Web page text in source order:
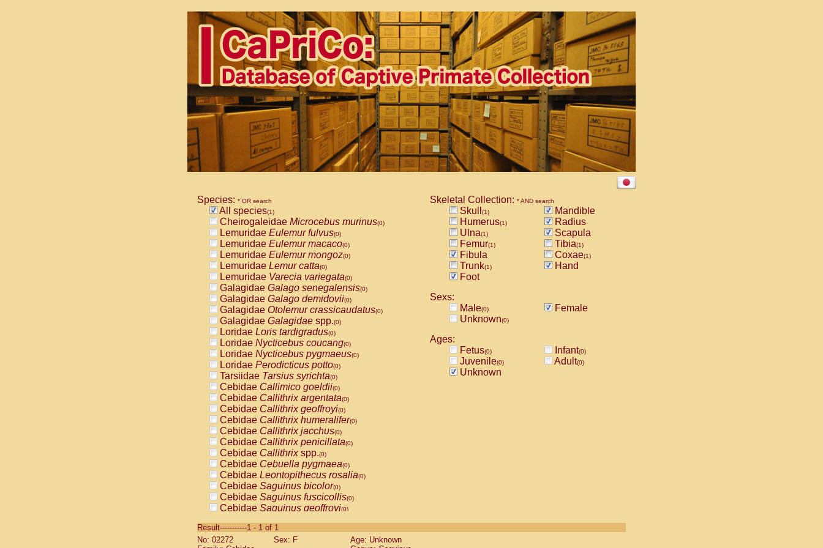
Species: * OR search
All species(1)
Cheirogaleidae Microcebus murinus(0)
Lemuridae Eulemur fulvus(0)
Lemuridae Eulemur macaco(0)
Lemuridae Eulemur mongoz(0)
Lemuridae Lemur catta(0)
Lemuridae Varecia variegata(0)
Galagidae Galago senegalensis(0)
Galagidae Galago demidovii(0)
Galagidae Otolemur crassicaudatus(0)
Galagidae Galagidae spp.(0)
Loridae Loris tardigradus(0)
Loridae Nycticebus coucang(0)
Loridae Nycticebus pygmaeus(0)
Loridae Perodicticus potto(0)
Tarsiidae Tarsius syrichta(0)
Cebidae Callimico goeldii(0)
Cebidae Callithrix argentata(0)
Cebidae Callithrix geoffroyi(0)
Cebidae Callithrix humeralifer(0)
Cebidae Callithrix jacchus(0)
Cebidae Callithrix penicillata(0)
Cebidae Callithrixspp.(0)
Cebidae Cebuella pygmaea(0)
Cebidae Leontopithecus rosalia(0)
Cebidae Saguinus bicolor(0)
Cebidae Saguinus fuscicollis(0)
Cebidae Saguinus geoffroyi(0)
CebidaeSaguinus labiatus(0)
Cebidae Saguinus leucopus (0)
Skeletal Collection: * AND search
Skull (1)
Mandible
Humerus(1)
Radius
Ulna(1)
Scapula
Femur(1) Tibia(1)
Fibula Coxae(1)
Trunk(1)
Hand
Foot
Sexs:
Male(0)
Female
Unknown(0)
Ages:
Fetus(0) Infant(0)
Juvenile(0) Adult(0)
Unknown
Result-----------1 - 1 of 1
No: 02272
Sex: F
Age: Unknown